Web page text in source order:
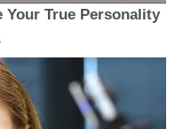
Your True Personality